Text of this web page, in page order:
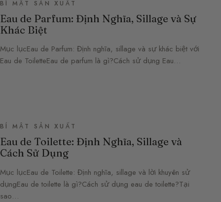
BÍ MẬT SẢN XUẤT
Eau de Parfum: Định Nghĩa, Sillage và Sự
Khác Biệt
Mục lụcEau de Parfum: Định nghĩa, sillage và sự khác biệt với
Eau de ToiletteEau de parfum là gì?Cách sử dụng Eau…
BÍ MẬT SẢN XUẤT
Eau de Toilette: Định Nghĩa, Sillage và
Cách Sử Dụng
Mục lụcEau de Toilette: Định nghĩa, sillage và lời khuyên sử
dụngEau de toilette là gì?Cách sử dụng eau de toilette?Tại
sao…